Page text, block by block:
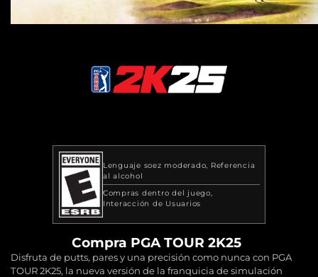
Lenguaje soez moderado Referencia
al alcohol
Compras dentro del juego
Interacción de Usuarios
Compra PGA TOUR 2K25
Disfruta de putts, pares y una precisión como nunca con PGA
TOUR 2K25, la nueva versión de la franquicia de simulación